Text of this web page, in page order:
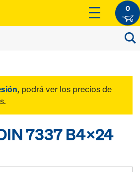
0
, podrá ver los precios de
7337 B4x24